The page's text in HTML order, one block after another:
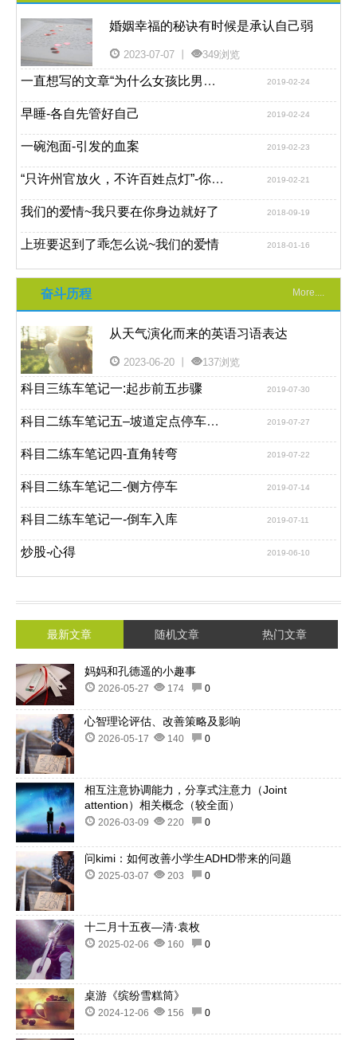
婚姻幸福的秘诀有时候是承认自己弱
2023-07-07 丨 349浏览
一直想写的文章“为什么女孩比男孩爱干净” 2019-02-24
早睡-各自先管好自己 2019-02-24
一碗泡面-引发的血案 2019-02-23
“只许州官放火，不许百姓点灯”-你老婆是这样的吗 2019-02-21
我们的爱情~我只要在你身边就好了 2018-09-19
上班要迟到了乖怎么说~我们的爱情 2018-01-16
奋斗历程 More....
从天气演化而来的英语习语表达
2023-06-20 丨 137浏览
科目三练车笔记一:起步前五步骤 2019-07-30
科目二练车笔记五–坡道定点停车和起步 2019-07-27
科目二练车笔记四-直角转弯 2019-07-22
科目二练车笔记二-侧方停车 2019-07-14
科目二练车笔记一-倒车入库 2019-07-11
炒股-心得 2019-06-10
最新文章 随机文章 热门文章
妈妈和孔德遥的小趣事
2026-05-27 174 0
心智理论评估、改善策略及影响
2026-05-17 140 0
相互注意协调能力，分享式注意力（Joint
attention）相关概念（较全面）
2026-03-09 220 0
问kimi：如何改善小学生ADHD带来的问题
2025-03-07 203 0
十二月十五夜—清·袁枚
2025-02-06 160 0
桌游《缤纷雪糕筒》
2024-12-06 156 0